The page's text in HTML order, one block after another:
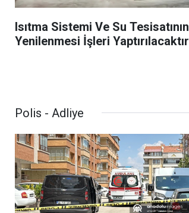
Isıtma Sistemi Ve Su Tesisatının
Yenilenmesi İşleri Yaptırılacaktır
Polis - Adliye